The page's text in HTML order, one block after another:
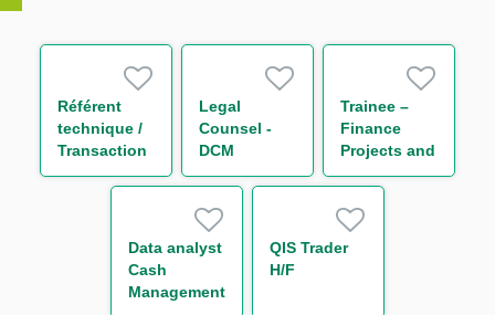
Référent
technique /
Transaction
Regulatory
Reporting
Legal
Counsel -
DCM
Trainee –
Finance
Projects and
Reporting
(One Year
Contract)
Data analyst
Cash
Management
QIS Trader
H/F